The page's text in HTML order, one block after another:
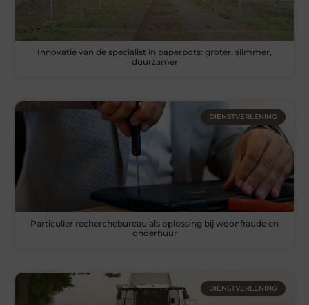
Innovatie van de specialist in paperpots: groter, slimmer,
duurzamer
DIENSTVERLENING
Particulier recherchebureau als oplossing bij woonfraude en
onderhuur
DIENSTVERLENING